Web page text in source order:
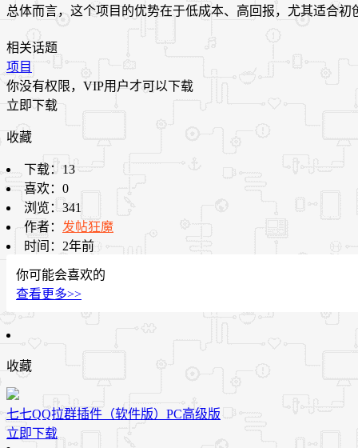
总体而言，这个项目的优势在于低成本、高回报，尤其适合
相关话题
项目
你没有权限，VIP用户才可以下载
立即下载
收藏
下载： 13
喜欢： 0
浏览： 341
作者： 发帖狂魔
时间： 2年前
你可能会喜欢的
查看更多>>
收藏
七七QQ拉群插件（软件版）PC高级版
立即下载